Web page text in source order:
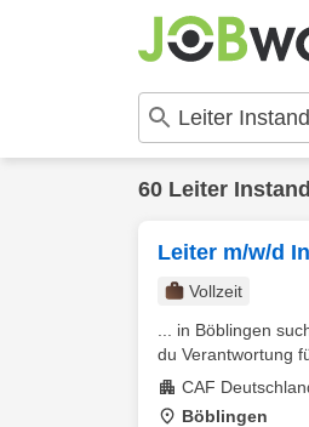
60 Leiter
Leiter m/w/d
Vollzeit
... in Böblingen
du Verantwortung
CAF
Böblingen